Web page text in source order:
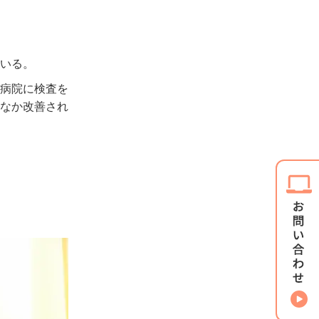
る。
院に検査を
か改善され